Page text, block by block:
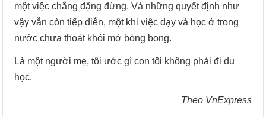
một việc chẳng đặng đừng. Và những quyết định như
vậy vẫn còn tiếp diễn, một khi việc dạy và học ở trong
nước chưa thoát khỏi mớ bòng bong.
Là một người mẹ, tôi ước gì con tôi không phải đi du
học.
Theo VnExpress